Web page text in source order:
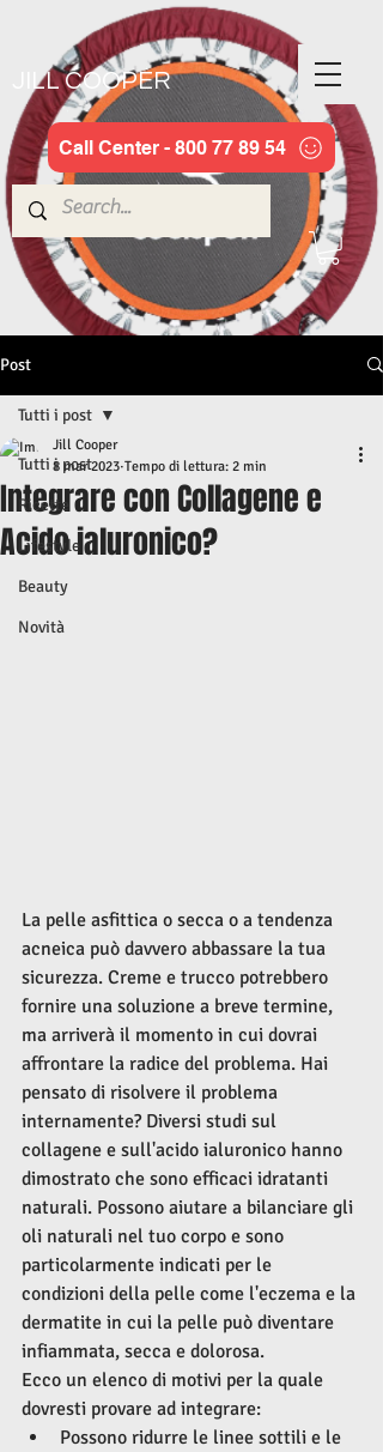
JILL COOPER
Call Center - 800 77 89 54
Post
Tutti i post
Ricette
Lifestyle
Beauty
Novità
Tutti i post
Integrare con Collagene e
Acido ialuronico?
Jill Cooper
8 mar 2023 Tempo di lettura: 2 min
La pelle asfittica o secca o a tendenza
acneica può davvero abbassare la tua
sicurezza. Creme e trucco potrebbero
fornire una soluzione a breve termine,
ma arriverà il momento in cui dovrai
affrontare la radice del problema. Hai
pensato di risolvere il problema
internamente? Diversi studi sul
collagene e sull'acido ialuronico hanno
dimostrato che sono efficaci idratanti
naturali. Possono aiutare a bilanciare gli
oli naturali nel tuo corpo e sono
particolarmente indicati per le
condizioni della pelle come l'eczema e la
dermatite in cui la pelle può diventare
infiammata, secca e dolorosa.
Ecco un elenco di motivi per la quale
dovresti provare ad integrare:
Possono ridurre le linee sottili e le